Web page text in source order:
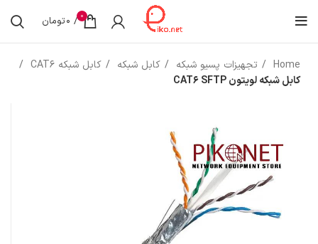
0
/
0تومان
Home تجهیزات پسیو شبکه کابل شبکه
کابل شبکه CAT6
کابل شبکه لویتون CAT6 SFTP